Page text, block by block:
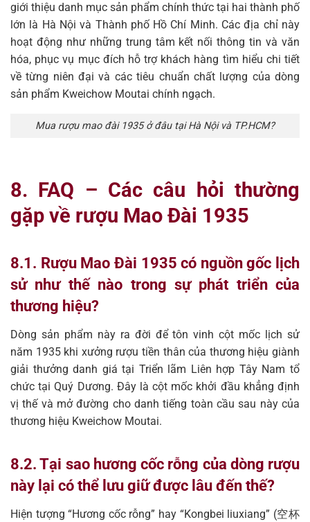
giới thiệu danh mục sản phẩm chính thức tại hai thành phố
lớn là Hà Nội và Thành phố Hồ Chí Minh. Các địa chỉ này
hoạt động như những trung tâm kết nối thông tin và văn
hóa, phục vụ mục đích hỗ trợ khách hàng tìm hiểu chi tiết
về từng niên đại và các tiêu chuẩn chất lượng của dòng
sản phẩm Kweichow Moutai chính ngạch.
Mua rượu mao đài 1935 ở đâu tại Hà Nội và TP.HCM?
8. FAQ – Các câu hỏi thường
gặp về rượu Mao Đài 1935
8.1. Rượu Mao Đài 1935 có nguồn gốc lịch
sử như thế nào trong sự phát triển của
thương hiệu?
Dòng sản phẩm này ra đời để tôn vinh cột mốc lịch sử
năm 1935 khi xưởng rượu tiền thân của thương hiệu giành
giải thưởng danh giá tại Triển lãm Liên hợp Tây Nam tổ
chức tại Quý Dương. Đây là cột mốc khởi đầu khẳng định
vị thế và mở đường cho danh tiếng toàn cầu sau này của
thương hiệu Kweichow Moutai.
8.2. Tại sao hương cốc rỗng của dòng rượu
này lại có thể lưu giữ được lâu đến thế?
Hiện tượng “Hương cốc rỗng” hay “Kongbei liuxiang” (空杯